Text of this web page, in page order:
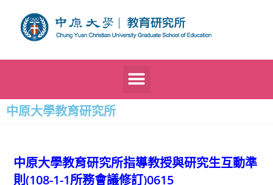
中原大學教育研究所
中原大學教育研究所指導教授與研究生互動準
則(108-1-1所務會議修訂)0615